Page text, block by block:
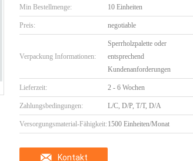
Min Bestellmenge: 10 Einheiten
Preis: negotiable
Verpackung Informationen:
Sperrholzpalette oder
entsprechend
Kundenanforderungen
Lieferzeit: 2 - 6 Wochen
Zahlungsbedingungen: L/C, D/P, T/T, D/A
Versorgungsmaterial-Fähigkeit: 1500 Einheiten/Monat
Kontakt